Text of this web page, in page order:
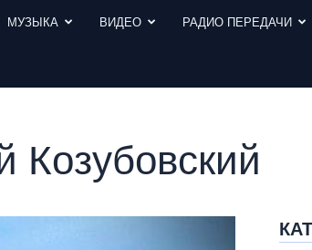
МУЗЫКА ВИДЕО РАДИО ПЕРЕДАЧИ
Козубовский